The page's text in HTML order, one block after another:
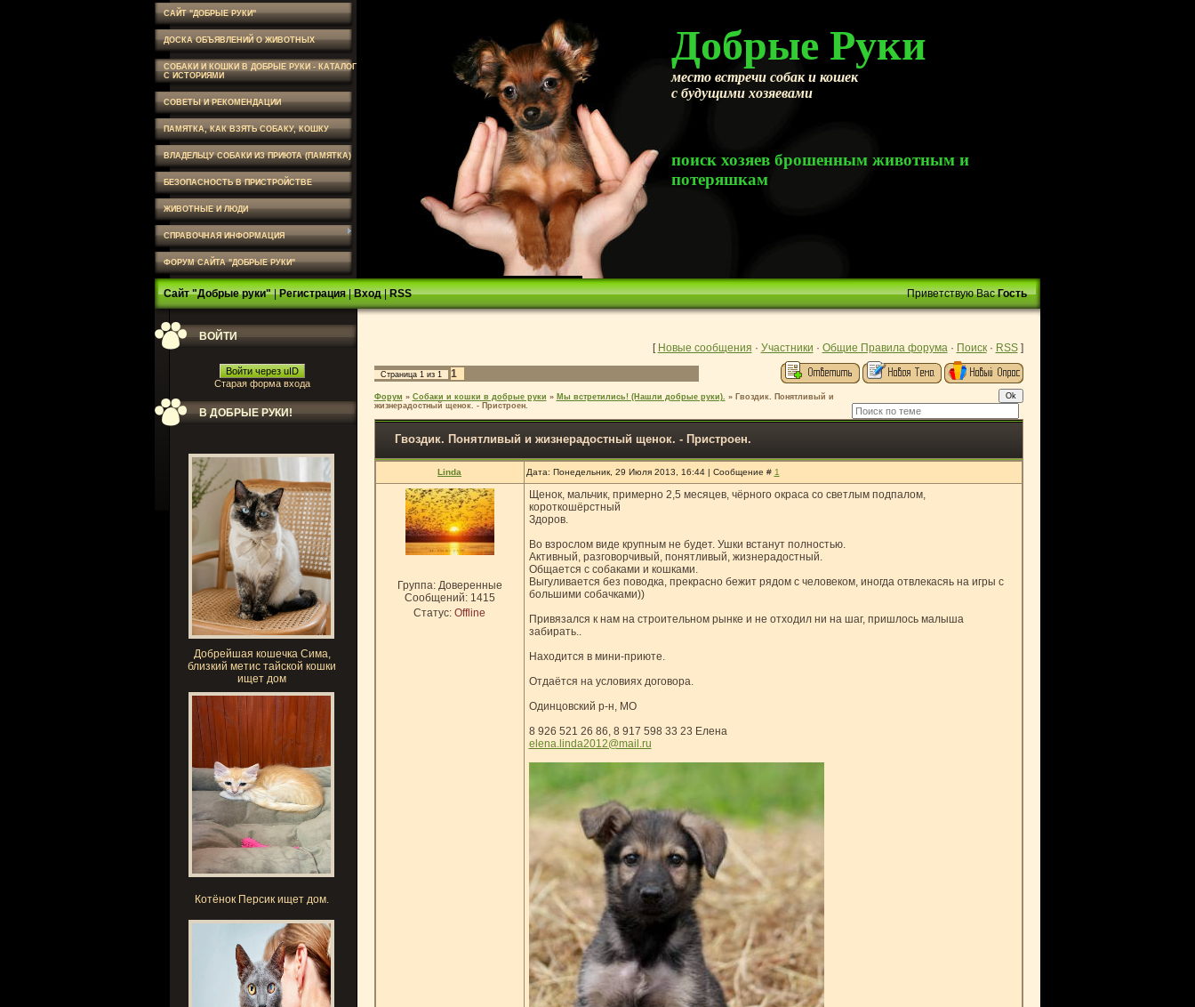
САЙТ "ДОБРЫЕ РУКИ"
ДОСКА ОБЪЯВЛЕНИЙ О ЖИВОТНЫХ
СОБАКИ И КОШКИ В ДОБРЫЕ РУКИ - КАТАЛОГ
С ИСТОРИЯМИ
СОВЕТЫ И РЕКОМЕНДАЦИИ
ПАМЯТКА, КАК ВЗЯТЬ СОБАКУ, КОШКУ
ВЛАДЕЛЬЦУ СОБАКИ ИЗ ПРИЮТА (ПАМЯТКА)
БЕЗОПАСНОСТЬ В ПРИСТРОЙСТВЕ
ЖИВОТНЫЕ И ЛЮДИ
СПРАВОЧНАЯ ИНФОРМАЦИЯ
ФОРУМ САЙТА "ДОБРЫЕ РУКИ"
Добрые Руки
место встречи собак и кошек
с будущими хозяевами
поиск хозяев брошенным животным и
потеряшкам
Сайт "Добрые руки"|Регистрация|Вход|RSS Приветствую Вас Гость
ВОЙТИ
Войти через uID
Старая форма входа
В ДОБРЫЕ РУКИ!
Добрейшая кошечка Сима,
близкий метис тайской кошки
ищет дом
Котёнок Персик ищет дом.
[ Новые сообщения · Участники · Общие Правила форума· Поиск· RSS]
Страница 1из 1 1
Форум » Собаки и кошки в добрые руки » Мы встретились! (Нашли добрые руки). » Гвоздик. Понятливый и
жизнерадостный щенок. - Пристроен.
Гвоздик. Понятливый и жизнерадостный щенок. - Пристроен.
Linda Дата: Понедельник, 29 Июля 2013, 16:44 | Сообщение # 1
Группа: Доверенные
Сообщений: 1415
Статус: Offline
Щенок, мальчик, примерно 2,5 месяцев, чёрного окраса со светлым подпалом,
короткошёрстный
Здоров.
Во взрослом виде крупным не будет. Ушки встанут полностью.
Активный, разговорчивый, понятливый, жизнерадостный.
Общается с собаками и кошками.
Выгуливается без поводка, прекрасно бежит рядом с человеком, иногда отвлекасяь на игры с
большими собачками))
Привязался к нам на строительном рынке и не отходил ни на шаг, пришлось малыша
забирать..
Находится в мини-приюте.
Отдаётся на условиях договора.
Одинцовский р-н, МО
8 926 521 26 86, 8 917 598 33 23 Елена
elena.linda2012@mail.ru